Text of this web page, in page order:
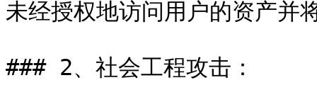
未经授权地访问用户的资产并
### 2、社会工程攻击：